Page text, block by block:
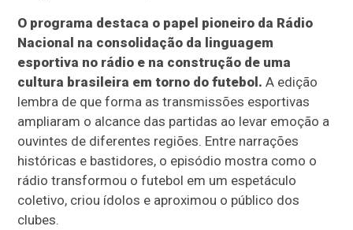
O programa destaca o papel pioneiro da Rádio
Nacional na consolidação da linguagem
esportiva no rádio e na construção de uma
cultura brasileira em torno do futebol. A edição
lembra de que forma as transmissões esportivas
ampliaram o alcance das partidas ao levar emoção a
ouvintes de diferentes regiões. Entre narrações
históricas e bastidores, o episódio mostra como o
rádio transformou o futebol em um espetáculo
coletivo, criou ídolos e aproximou o público dos
clubes.